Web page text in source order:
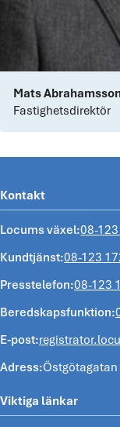
Mats
Fastighetsdirektör
Kontakt
Locums växel:08-
Kundtjänst:08-123
Presstelefon:08-123
Beredskapsfunktion:
E-post:
Adress:
Viktiga länkar